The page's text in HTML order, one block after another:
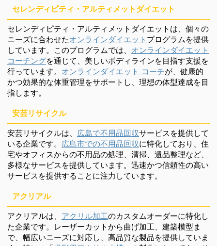
セレンディピティ・アルティメットダイエット
セレンディピティ・アルティメットダイエットは、個々の
ニーズに合わせたオンラインダイエット プログラムを提供
しています。このプログラムでは、 オンラインダイエット
コーチングを通じて、美しいボディラインを目指す支援を
行っています。 オンラインダイエット コーチが、健康的
かつ効果的な体重管理をサポートし、理想の体型達成を目
指します。
安芸リサイクル
安芸リサイクルは、 広島で不用品回収サービスを提供して
いる企業です。 広島市での不用品回収に特化しており、住
宅やオフィスからの不用品の処理、清掃、遺品整理など、
多様なサービスを提供しています。迅速かつ信頼性の高い
サービスを提供することに注力しています。
アクリアル
アクリアルは、 アクリル加工のカスタムオーダーに特化し
た企業です。レーザーカットから曲げ加工、建築模型ま
で、幅広いニーズに対応し、高品質な製品を提供していま